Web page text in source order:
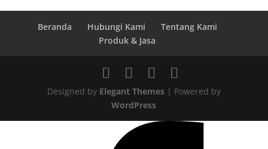
Beranda Hubungi Kami
Tentang Kami
Produk & Jasa
Designed by Elegant Themes| Powered by
WordPress